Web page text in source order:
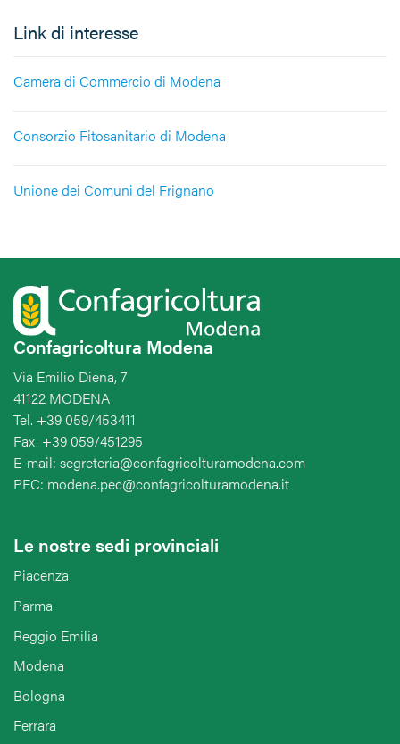
Link di interesse
Camera di Commercio di Modena
Consorzio Fitosanitario di Modena
Unione dei Comuni del Frignano
Confagricoltura Modena
Via Emilio Diena, 7
41122 MODENA
Tel. +39 059/453411
Fax. +39 059/451295
E-mail: segreteria@confagricolturamodena.com
PEC: modena.pec@confagricolturamodena.it
Le nostre sedi provinciali
Piacenza
Parma
Reggio Emilia
Modena
Bologna
Ferrara